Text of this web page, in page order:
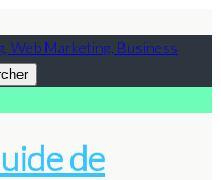
Web Marketing, Business
de